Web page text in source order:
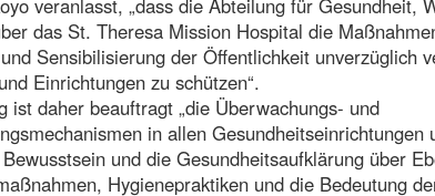
veranlasst, „dass die Abteilung für Gesundheit,
das St. Theresa Mission Hospital die
Sensibilisierung der Öffentlichkeit unverzüglich
Einrichtungen zu schützen“.
ist daher beauftragt „die Überwachungs- und
in allen Gesundheitseinrichtungen
und die Gesundheitsaufklärung über
Hygienepraktiken und die Bedeutung